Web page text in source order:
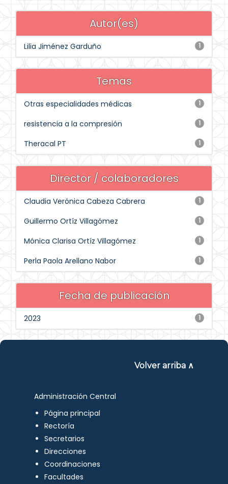
Autor(es)
1
Lilia Jiménez Garduño
Temas
1
Otras especialidades médicas
1
resistencia a la compresión
1
Theracal PT
Director / colaboradores
1
Claudia Verónica Cabeza Cabrera
1
Guillermo Ortíz Villagómez
1
Mónica Clarisa Ortíz Villagómez
1
Perla Paola Arellano Nabor
Fecha de publicación
1
2023
Volver arriba ∧
Administración Central
Página principal
Rectoría
Secretarios
Direcciones
Coordinaciones
Facultades